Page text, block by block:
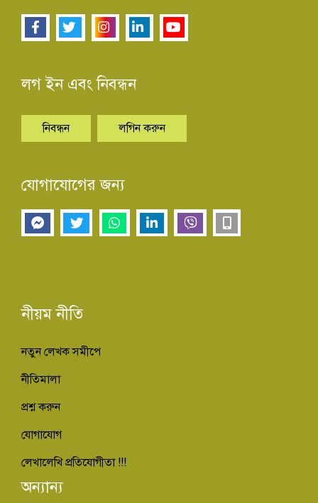
লগ ইন এবং নিবন্ধন
নিবন্ধন লগিন করুন
যোগাযোগের জন্য
নীয়ম নীতি
নতুন লেখক সমীপে
নীতিমালা
প্রশ্ন করুন
যোগাযোগ
লেখালেখি প্রতিযোগীতা !!!
অন্যান্য